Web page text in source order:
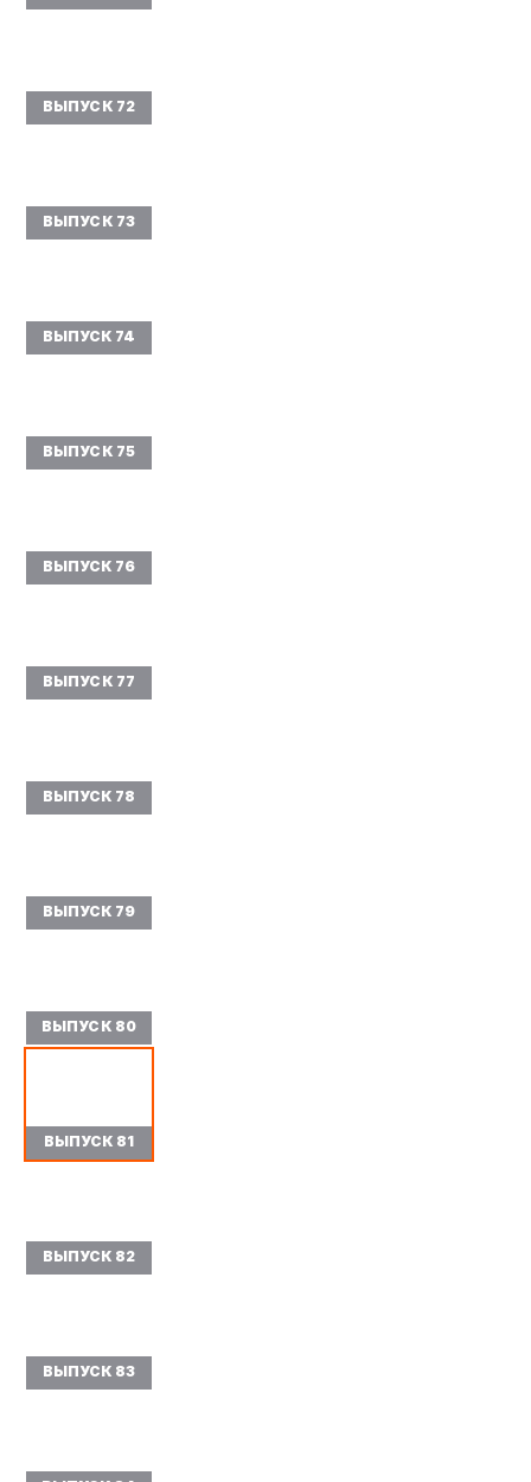
ВЫПУСК 72
ВЫПУСК 73
ВЫПУСК 74
ВЫПУСК 75
ВЫПУСК 76
ВЫПУСК 77
ВЫПУСК 78
ВЫПУСК 79
ВЫПУСК 80
ВЫПУСК 81
ВЫПУСК 82
ВЫПУСК 83